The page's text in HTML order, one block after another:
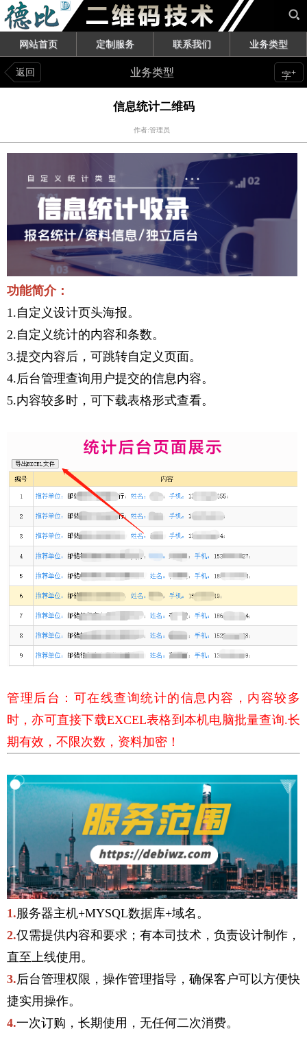
网站首页 定制服务 联系我们 业务类型
返回 业务类型 字+
信息统计二维码
作者:管理员
功能简介：
1.自定义设计页头海报。
2.自定义统计的内容和条数。
3.提交内容后，可跳转自定义页面。
4.后台管理查询用户提交的信息内容。
5.内容较多时，可下载表格形式查看。
管理后台：可在线查询统计的信息内容，内容较多
时，亦可直接下载EXCEL表格到本机电脑批量查询.长
期有效，不限次数，资料加密！
1.服务器主机+MYSQL数据库+域名。
2.仅需提供内容和要求；有本司技术，负责设计制作，
直至上线使用。
3.后台管理权限，操作管理指导，确保客户可以方便快
捷实用操作。
4.一次订购，长期使用，无任何二次消费。